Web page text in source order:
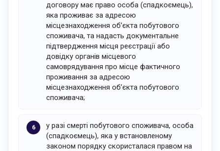
договору має право особа (спадкоємець),
яка проживає за адресою
місцезнаходження об’єкта побутового
споживача, та надасть документальне
підтвердження місця реєстрації або
довідку органів місцевого
самоврядування про місце фактичного
проживання за адресою
місцезнаходження об’єкта побутового
споживача;
у разі смерті побутового споживача, особа
(спадкоємець), яка у встановленому
законом порядку скористалася правом на